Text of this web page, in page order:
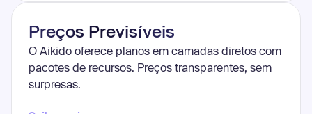
Preços Previsíveis
O Aikido oferece planos em camadas diretos com
pacotes de recursos. Preços transparentes, sem
surpresas.